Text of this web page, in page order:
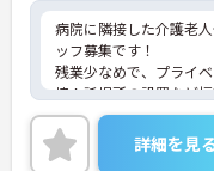
病院に隣接した介護老
ッフ募集です！
残業少なめで、プライ
境！託児所の設置など
ているので安心して長
ご興味ある方には、面
細をお話致しますので
詳細を見